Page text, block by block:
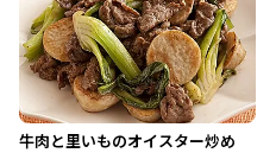
牛肉と里いものオイスター炒め